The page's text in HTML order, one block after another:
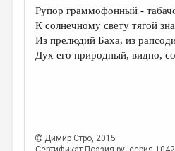
КНИЖНАЯ ПОЛКА
ОБЗОР ЛИТЕРАТУРЫ
РЕДКОЛЛЕГИЯ
Рупор граммофонный -
К солнечному свету тягой
Из прелюдий Баха, из
Дух его природный, видно,
Димир Стро, 2015